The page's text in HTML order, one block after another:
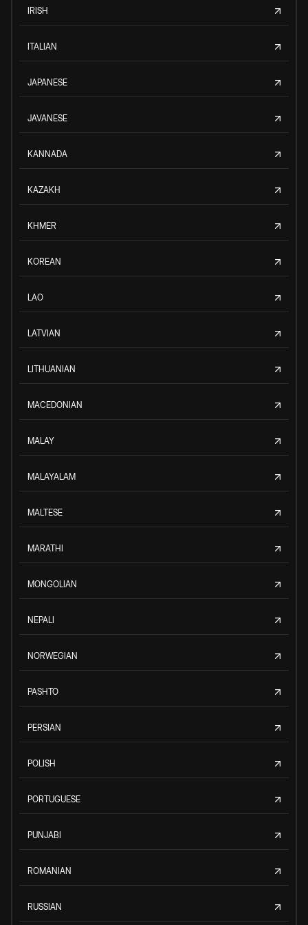
IRISH
ITALIAN
JAPANESE
JAVANESE
KANNADA
KAZAKH
KHMER
KOREAN
LAO
LATVIAN
LITHUANIAN
MACEDONIAN
MALAY
MALAYALAM
MALTESE
MARATHI
MONGOLIAN
NEPALI
NORWEGIAN
PASHTO
PERSIAN
POLISH
PORTUGUESE
PUNJABI
ROMANIAN
RUSSIAN